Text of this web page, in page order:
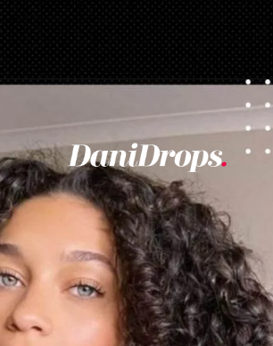
https://danidrops.com.br/es/corte-de-pelo-rizado-femenino-2023/